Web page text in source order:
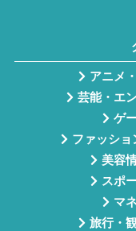
アニメ
芸能・エ
ゲ
ファッショ
美容
スポ
マ
旅行・